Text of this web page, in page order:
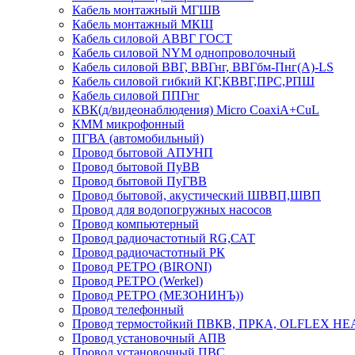
Кабель монтажный МГШВ
Кабель монтажный МКШ
Кабель силовой АВВГ ГОСТ
Кабель силовой NYM однопроволочный
Кабель силовой ВВГ, ВВГнг, ВВГбм-Пнг(А)-LS
Кабель силовой гибкий КГ,КВВГ,ПРС,РПШ
Кабель силовой ППГнг
КВК(д/видеонаблюдения) Micro CoaxiA+CuL
КММ микрофонный
ПГВА (автомобильный)
Провод бытовой АПУНП
Провод бытовой ПуВВ
Провод бытовой ПуГВВ
Провод бытовой, акустический ШВВП,ШВП
Провод для водопогружных насосов
Провод компьютерный
Провод радиочастотный RG,САТ
Провод радиочастотный РК
Провод РЕТРО (BIRONI)
Провод РЕТРО (Werkel)
Провод РЕТРО (МЕЗОНИНЪ))
Провод телефонный
Провод термостойкий ПВКВ, ПРКА, OLFLEX
Провод установочный АПВ